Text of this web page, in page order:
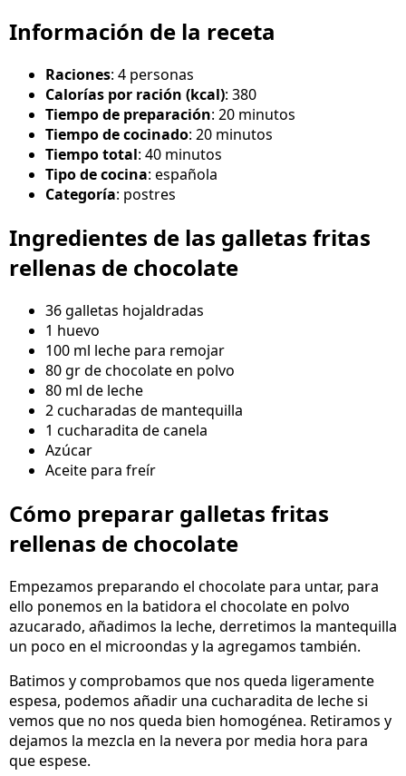
Información de la receta
Raciones: 4 personas
Calorías por ración (kcal): 380
Tiempo de preparación: 20 minutos
Tiempo de cocinado: 20 minutos
Tiempo total: 40 minutos
Tipo de cocina: española
Categoría: postres
Ingredientes de las galletas fritas
rellenas de chocolate
36 galletas hojaldradas
1 huevo
100 ml leche para remojar
80 gr de chocolate en polvo
80 ml de leche
2 cucharadas de mantequilla
1 cucharadita de canela
Azúcar
Aceite para freír
Cómo preparar galletas fritas
rellenas de chocolate
Empezamos preparando el chocolate para untar, para
ello ponemos en la batidora el chocolate en polvo
azucarado, añadimos la leche, derretimos la mantequilla
un poco en el microondas y la agregamos también.
Batimos y comprobamos que nos queda ligeramente
espesa, podemos añadir una cucharadita de leche si
vemos que no nos queda bien homogénea. Retiramos y
dejamos la mezcla en la nevera por media hora para
que espese.